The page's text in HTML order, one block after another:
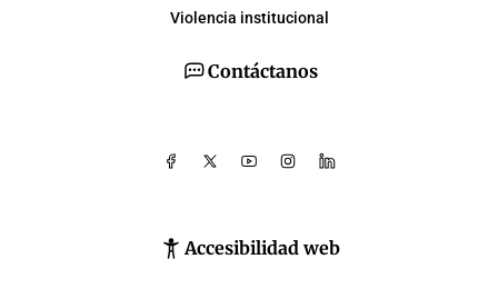
Contáctanos
Accesibilidad web
Violencia institucional